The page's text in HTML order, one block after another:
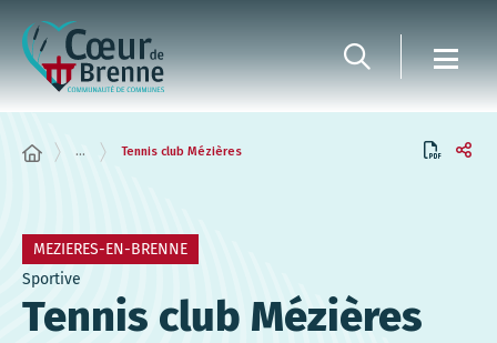
... Tennis club Mézières
MEZIERES-EN-BRENNE
Sportive
Tennis club Mézières